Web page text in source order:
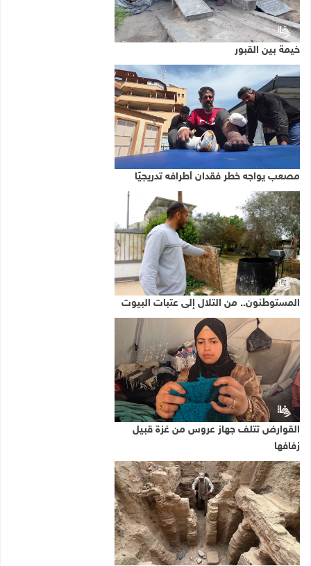
خيمة بين القبور
مصعب يواجه خطر فقدان أطرافه تدريجيًا
المستوطنون.. من التلال إلى عتبات البيوت
القوارض تتلف جهاز عروس من غزة قبيل
زفافها